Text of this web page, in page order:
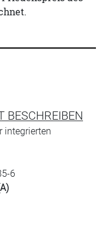
BESCHREIBEN
integrierten
6